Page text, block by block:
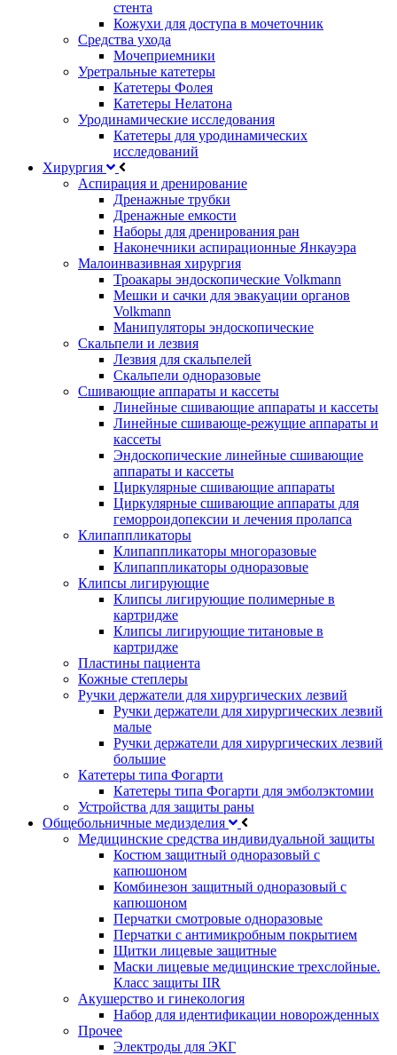
стента
Кожухи для доступа в мочеточник
Средства ухода
Мочеприемники
Уретральные катетеры
Катетеры Фолея
Катетеры Нелатона
Уродинамические исследования
Катетеры для уродинамических
исследований
Хирургия
Аспирация и дренирование
Дренажные трубки
Дренажные емкости
Наборы для дренирования ран
Наконечники аспирационные Янкауэра
Малоинвазивная хирургия
Троакары эндоскопические Volkmann
Мешки и сачки для эвакуации органов
Volkmann
Манипуляторы эндоскопические
Скальпели и лезвия
Лезвия для скальпелей
Скальпели одноразовые
Сшивающие аппараты и кассеты
Линейные сшивающие аппараты и кассеты
Линейные сшивающе-режущие аппараты и
кассеты
Эндоскопические линейные сшивающие
аппараты и кассеты
Циркулярные сшивающие аппараты
Циркулярные сшивающие аппараты для
геморроидопексии и лечения пролапса
Клипаппликаторы
Клипаппликаторы многоразовые
Клипаппликаторы одноразовые
Клипсы лигирующие
Клипсы лигирующие полимерные в
картридже
Клипсы лигирующие титановые в
картридже
Пластины пациента
Кожные степлеры
Ручки держатели для хирургических лезвий
Ручки держатели для хирургических лезвий
малые
Ручки держатели для хирургических лезвий
большие
Катетеры типа Фогарти
Катетеры типа Фогарти для эмболэктомии
Устройства для защиты раны
Общебольничные медизделия
Медицинские средства индивидуальной защиты
Костюм защитный одноразовый с
капюшоном
Комбинезон защитный одноразовый с
капюшоном
Перчатки смотровые одноразовые
Перчатки с антимикробным покрытием
Щитки лицевые защитные
Маски лицевые медицинские трехслойные.
Класс защиты IIR
Акушерство и гинекология
Набор для идентификации новорожденных
Прочее
Электроды для ЭКГ